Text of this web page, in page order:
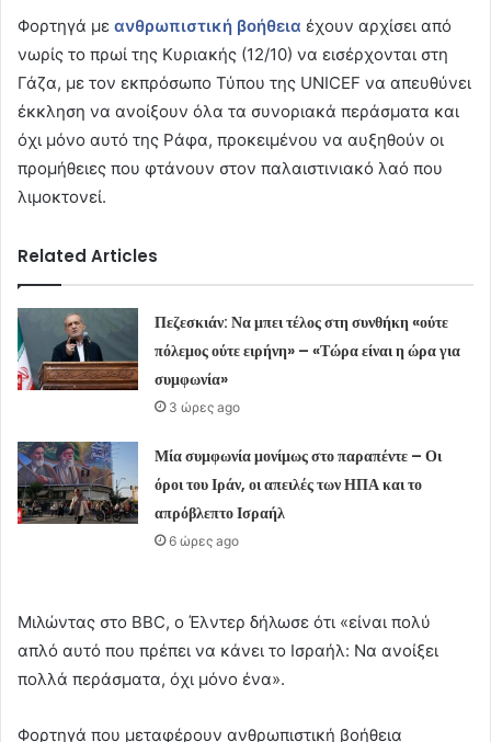
Φορτηγά με ανθρωπιστική βοήθεια έχουν αρχίσει από
νωρίς το πρωί της Κυριακής (12/10) να εισέρχονται στη
Γάζα, με τον εκπρόσωπο Τύπου της UNICEF να απευθύνει
έκκληση να ανοίξουν όλα τα συνοριακά περάσματα και
όχι μόνο αυτό της Ράφα, προκειμένου να αυξηθούν οι
προμήθειες που φτάνουν στον παλαιστινιακό λαό που
λιμοκτονεί.
Related Articles
Πεζεσκιάν: Να μπει τέλος στη συνθήκη «ούτε
πόλεμος ούτε ειρήνη» – «Τώρα είναι η ώρα για
συμφωνία»
3 ώρες ago
Μία συμφωνία μονίμως στο παραπέντε – Οι
όροι του Ιράν, οι απειλές των ΗΠΑ και το
απρόβλεπτο Ισραήλ
6 ώρες ago
Μιλώντας στο BBC, ο Έλντερ δήλωσε ότι «είναι πολύ
απλό αυτό που πρέπει να κάνει το Ισραήλ: Να ανοίξει
πολλά περάσματα, όχι μόνο ένα».
Φορτηγά που μεταφέρουν ανθρωπιστική βοήθεια